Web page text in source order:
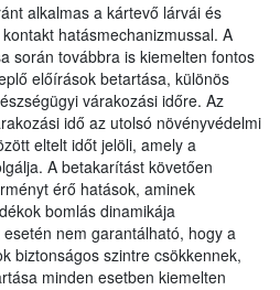
alkalmas a kártevő lárvái és
hatásmechanizmussal. A
során továbbra is kiemelten fontos
előírások betartása, különös
várakozási időre. Az
idő az utolsó növényvédelmi
eltelt időt jelöli, amely a
A betakarítást követően
érő hatások, aminek
bomlás dinamikája
nem garantálható, hogy a
biztonságos szintre csökkennek,
minden esetben kiemelten